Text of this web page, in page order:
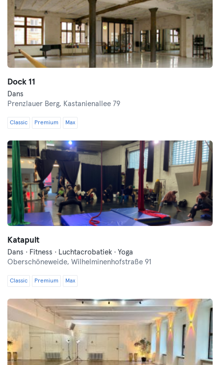
Dock 11
Dans
Prenzlauer Berg, Kastanienallee 79
Classic Premium Max
Katapult
Dans · Fitness · Luchtacrobatiek · Yoga
Oberschöneweide, Wilhelminenhofstraße 91
Classic Premium Max